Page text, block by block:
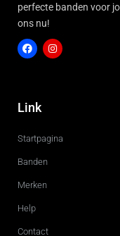
perfecte banden voor
ons nu!
c
e
o
g
r
Link
Startpagina
Banden
Merken
Help
Contact